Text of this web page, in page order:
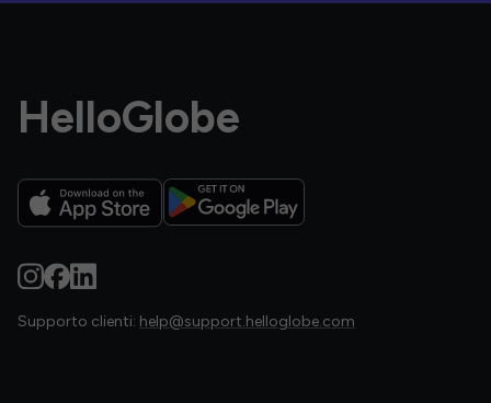
HelloGlobe
Supporto clienti: help@support.helloglobe.com